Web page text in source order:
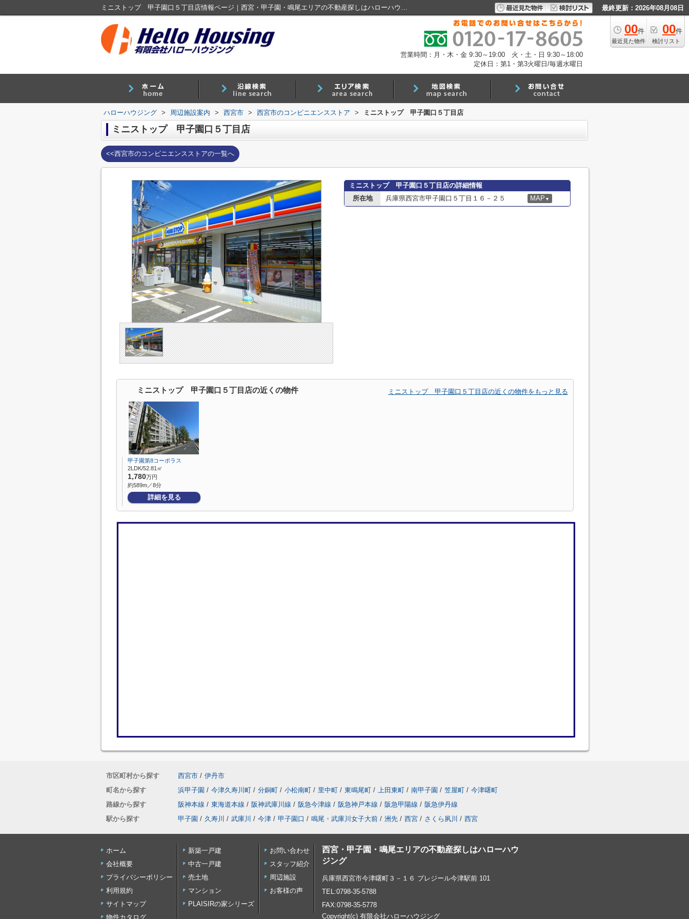
ミニストップ 甲子園口５丁目店情報ページ｜西宮・甲子園・鳴尾エリアの不動産探しはハローハウジング 最終更新：2026年08月08日
00件
最近見た物件
00件
検討リスト
営業時間：月・木・金 9:30～19:00 火・土・日 9:30～18:00
定休日：第1・第3火曜日/毎週水曜日
ハローハウジング > 周辺施設案内 > 西宮市 > 西宮市のコンビニエンスストア > ミニストップ 甲子園口５丁目店
ミニストップ 甲子園口５丁目店
<<西宮市のコンビニエンスストアの一覧へ
ミニストップ 甲子園口５丁目店の詳細情報
所在地
兵庫県西宮市甲子園口５丁目１６－２５ MAP ▼
ミニストップ 甲子園口５丁目店の近くの物件 ミニストップ 甲子園口５丁目店の近くの物件をもっと見る
甲子園第8コーポラス
2LDK/52.81㎡
1,780万円
約589m／8分
詳細を見る
市区町村から探す 西宮市 / 伊丹市
町名から探す
浜甲子園 / 今津久寿川町 / 分銅町 / 小松南町 / 里中町 / 東鳴尾町 / 上田東町 / 南甲子園 / 笠屋町 / 今津曙町
路線から探す
阪神本線 / 東海道本線 / 阪神武庫川線 / 阪急今津線 / 阪急神戸本線 / 阪急甲陽線 / 阪急伊丹線
駅から探す
甲子園 / 久寿川 / 武庫川 / 今津 / 甲子園口 / 鳴尾・武庫川女子大前 / 洲先 / 西宮 / さくら夙川 / 西宮
ホーム
会社概要
プライバシーポリシー
利用規約
サイトマップ
物件カタログ
新築一戸建
中古一戸建
売土地
マンション
PLAISIRの家シリーズ
お問い合わせ
スタッフ紹介
周辺施設
お客様の声
西宮・甲子園・鳴尾エリアの不動産探しはハローハウ
ジング
兵庫県西宮市今津曙町３－１６ プレジール今津駅前 101
TEL:0798-35-5788
FAX:0798-35-5778
Copyright(c) 有限会社ハローハウジング